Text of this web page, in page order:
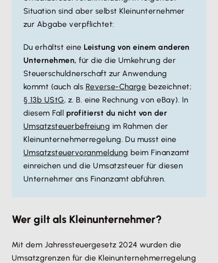
Situation sind aber selbst Kleinunternehmer
zur Abgabe verpflichtet:
Du erhältst eine Leistung von einem anderen
Unternehmen, für die die Umkehrung der
Steuerschuldnerschaft zur Anwendung
kommt (auch als Reverse-Charge bezeichnet;
§ 13b UStG, z. B. eine Rechnung von eBay). In
diesem Fall profitierst du nicht von der
Umsatzsteuerbefreiung im Rahmen der
Kleinunternehmerregelung. Du musst eine
Umsatzsteuervoranmeldung beim Finanzamt
einreichen und die Umsatzsteuer für diesen
Unternehmer ans Finanzamt abführen.
Wer gilt als Kleinunternehmer?
Mit dem Jahressteuergesetz 2024 wurden die
Umsatzgrenzen für die Kleinunternehmerregelung